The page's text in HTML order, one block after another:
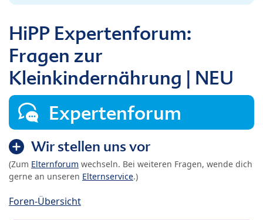
HiPP Expertenforum:
Fragen zur
Kleinkindernährung | NEU
Expertenforum
Wir stellen uns vor
(Zum Elternforum wechseln. Bei weiteren Fragen, wende dich
gerne an unseren Elternservice.)
Foren-Übersicht